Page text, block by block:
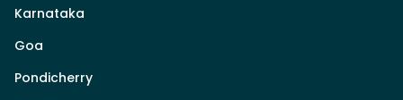
Karnataka
Goa
Pondicherry